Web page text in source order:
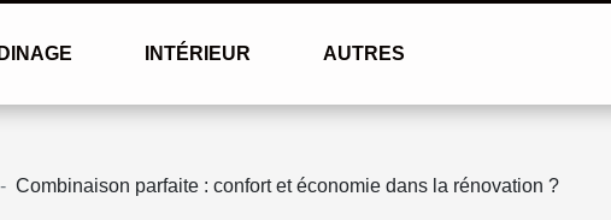
INTÉRIEUR AUTRES
Combinaison parfaite : confort et économie dans la rénovation ?